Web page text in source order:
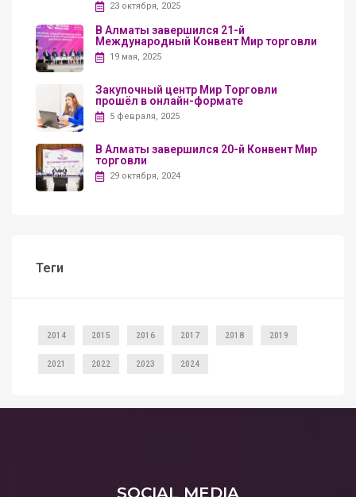
23 октября, 2025
В Алматы завершился 21-й
Международный Конвент Мир торговли
19 мая, 2025
Закупочный центр Мир Торговли
прошёл в онлайн-формате
5 февраля, 2025
В Алматы завершился 20-й Конвент Мир
торговли
29 октября, 2024
Теги
2014 2015 2016 2017 2018 2019
2021 2022 2023 2024
SOCIAL MEDIA